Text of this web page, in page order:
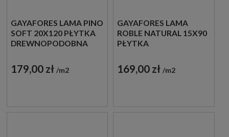
GAYAFORES LAMA PINO
SOFT 20X120 PŁYTKA
DREWNOPODOBNA
179,00 zł m2
GAYAFORES LAMA
ROBLE NATURAL 15X90
PŁYTKA
169,00 zł m2